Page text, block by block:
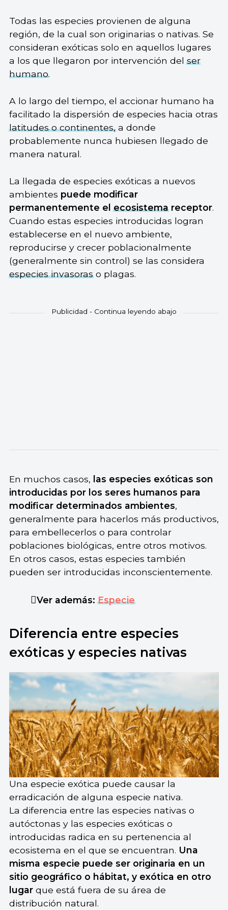
Todas las especies provienen de alguna
región, de la cual son originarias o nativas. Se
consideran exóticas solo en aquellos lugares
a los que llegaron por intervención delser
humano.
A lo largo del tiempo, el accionar humano ha
facilitado la dispersión de especies hacia otras
latitudeso continentes,a donde
probablemente nunca hubiesen llegado de
manera natural.
La llegada de especies exóticas a nuevos
ambientes puede modificar
permanentemente elecosistemareceptor.
Cuando estas especies introducidas logran
establecerse en el nuevo ambiente,
reproducirse y crecer poblacionalmente
(generalmente sin control) se las considera
especies invasoraso plagas.
En muchos casos, las especies exóticas son
introducidas por los seres humanos para
modificar determinados ambientes,
generalmente para hacerlos más productivos,
para embellecerlos o para controlar
poblaciones biológicas, entre otros motivos.
En otros casos, estas especies también
pueden ser introducidas inconscientemente.
Ver además:Especie
Diferencia entre especies
exóticas y especies nativas
Una especie exótica puede causar la
erradicación de alguna especie nativa.
La diferencia entre las especies nativas o
autóctonas y las especies exóticas o
introducidas radica en su pertenencia al
ecosistema en el que se encuentran. Una
misma especie puede ser originaria en un
sitio geográfico o hábitat, y exótica en otro
lugar que está fuera de su área de
distribución natural.